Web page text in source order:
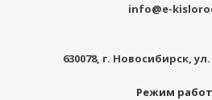
info@e-
630078, г. Новосибирск ,
Режим